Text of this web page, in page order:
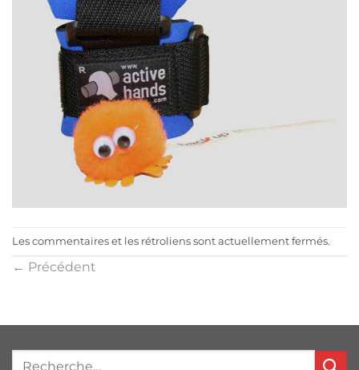
Les commentaires et les rétroliens sont actuellement fermés.
← Précédent